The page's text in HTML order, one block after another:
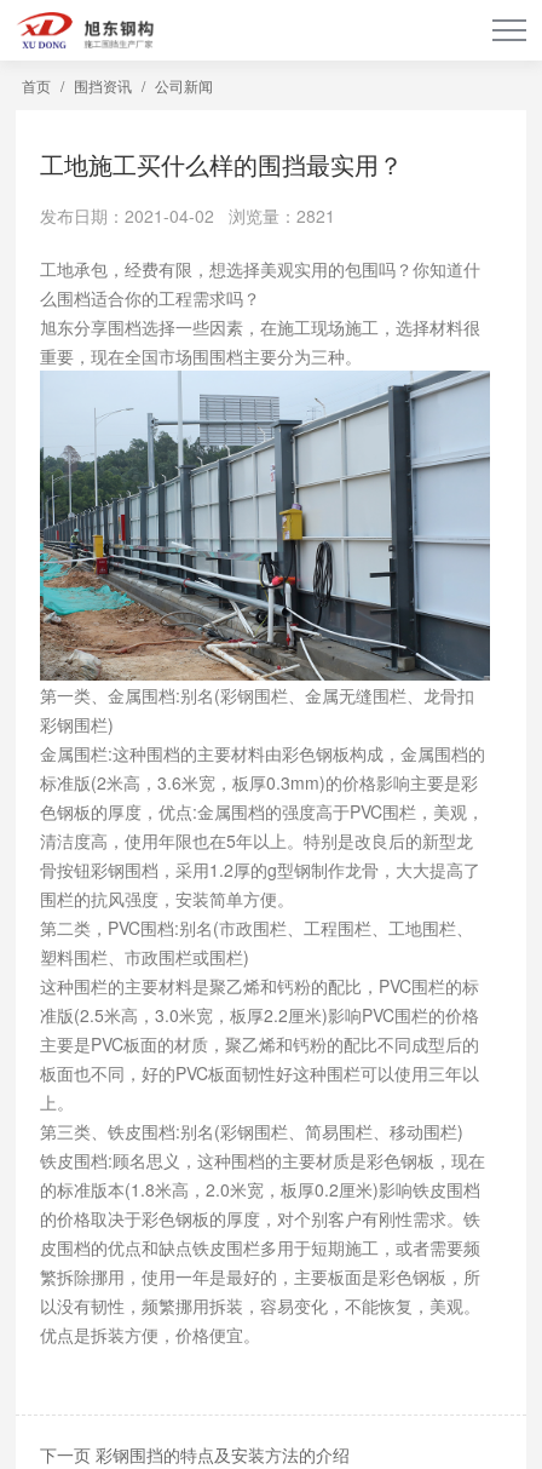
首页 / 围挡资讯 / 公司新闻
工地施工买什么样的围挡最实用？
发布日期：2021-04-02 浏览量：2821
工地承包，经费有限，想选择美观实用的包围吗？你知道什
么围档适合你的工程需求吗？
旭东分享围档选择一些因素，在施工现场施工，选择材料很
重要，现在全国市场围围档主要分为三种。
第一类、金属围档:别名(彩钢围栏、金属无缝围栏、龙骨扣
彩钢围栏)
金属围栏:这种围档的主要材料由彩色钢板构成，金属围档的
标准版(2米高，3.6米宽，板厚0.3mm)的价格影响主要是彩
色钢板的厚度，优点:金属围档的强度高于PVC围栏，美观，
清洁度高，使用年限也在5年以上。特别是改良后的新型龙
骨按钮彩钢围档，采用1.2厚的g型钢制作龙骨，大大提高了
围栏的抗风强度，安装简单方便。
第二类，PVC围档:别名(市政围栏、工程围栏、工地围栏、
塑料围栏、市政围栏或围栏)
这种围栏的主要材料是聚乙烯和钙粉的配比，PVC围栏的标
准版(2.5米高，3.0米宽，板厚2.2厘米)影响PVC围栏的价格
主要是PVC板面的材质，聚乙烯和钙粉的配比不同成型后的
板面也不同，好的PVC板面韧性好这种围栏可以使用三年以
上。
第三类、铁皮围档:别名(彩钢围栏、简易围栏、移动围栏)
铁皮围档:顾名思义，这种围档的主要材质是彩色钢板，现在
的标准版本(1.8米高，2.0米宽，板厚0.2厘米)影响铁皮围档
的价格取决于彩色钢板的厚度，对个别客户有刚性需求。铁
皮围档的优点和缺点铁皮围栏多用于短期施工，或者需要频
繁拆除挪用，使用一年是最好的，主要板面是彩色钢板，所
以没有韧性，频繁挪用拆装，容易变化，不能恢复，美观。
优点是拆装方便，价格便宜。
下一页 彩钢围挡的特点及安装方法的介绍